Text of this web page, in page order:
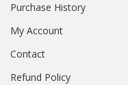
Purchase History
My Account
Contact
Refund Policy